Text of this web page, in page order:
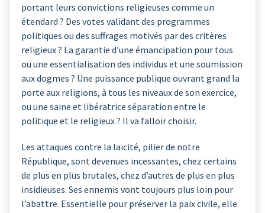
portant leurs convictions religieuses comme un
étendard ? Des votes validant des programmes
politiques ou des suffrages motivés par des critères
religieux ? La garantie d’une émancipation pour tous
ou une essentialisation des individus et une soumission
aux dogmes ? Une puissance publique ouvrant grand la
porte aux religions, à tous les niveaux de son exercice,
ou une saine et libératrice séparation entre le
politique et le religieux ? Il va falloir choisir.
Les attaques contre la laïcité, pilier de notre
République, sont devenues incessantes, chez certains
de plus en plus brutales, chez d’autres de plus en plus
insidieuses. Ses ennemis vont toujours plus loin pour
l’abattre. Essentielle pour préserver la paix civile, elle